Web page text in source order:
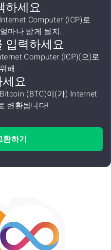
하세요
Computer (ICP)로
마나 받게 될지.
입력하세요
Computer (ICP)(으)로
해.
요
(BTC)이(가) Internet
변환됩니다!
환하기